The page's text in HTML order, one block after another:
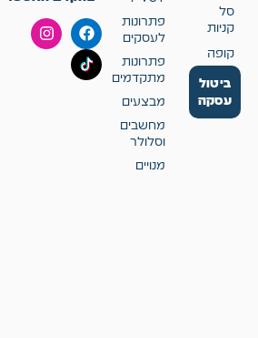
סל
קניות
קופה
ביטול
עסקה
פתרונות
לעסקים
פתרונות
מתקדמים
מבצעים
מחשבים
וסלולר
מנויים